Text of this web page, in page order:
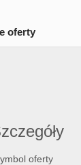
oferty
oferty